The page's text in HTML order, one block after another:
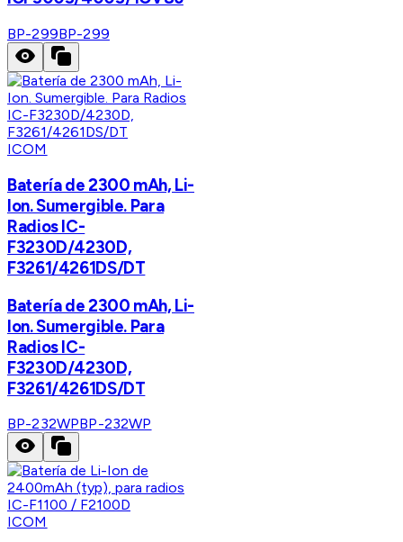
BP-299BP-299
ICOM
Batería de 2300 mAh, Li-
Ion. Sumergible. Para
Radios IC-
F3230D/4230D,
F3261/4261DS/DT
Batería de 2300 mAh, Li-
Ion. Sumergible. Para
Radios IC-
F3230D/4230D,
F3261/4261DS/DT
BP-232WPBP-232WP
ICOM